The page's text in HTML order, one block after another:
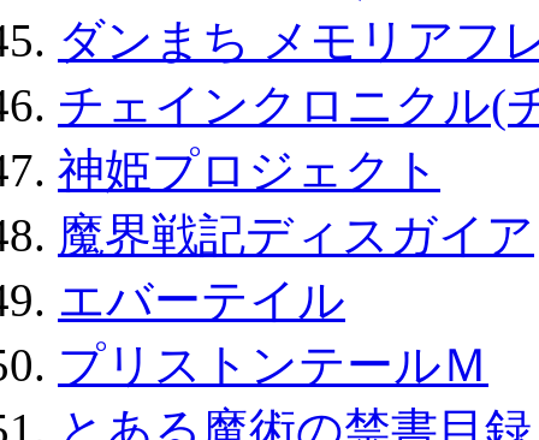
ダンまち メモリアフ
チェインクロニクル(
神姫プロジェクト
魔界戦記ディスガイア
エバーテイル
プリストンテールＭ